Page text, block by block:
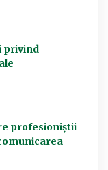
privind
profesioniștii